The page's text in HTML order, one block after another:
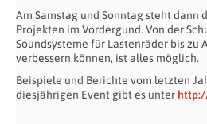
Am Samstag und Sonntag steht dann
Projekten im Vordergund. Von der
Soundsysteme für Lastenräder bis zu
verbessern können, ist alles möglich.
Beispiele und Berichte vom letzten
diesjährigen Event gibt es unter